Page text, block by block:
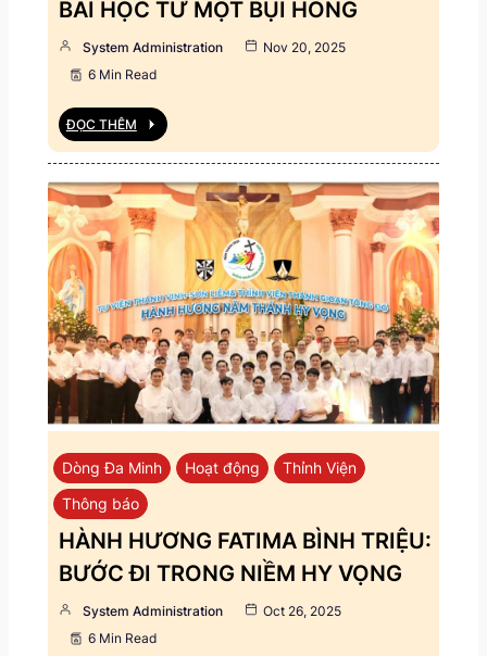
BÀI HỌC TỪ MỘT BỤI HỒNG
System Administration
Nov 20, 2025
6 Min Read
ĐỌC THÊM
Dòng Đa Minh Hoạt động
Thỉnh Viện
Thông báo
HÀNH HƯƠNG FATIMA BÌNH TRIỆU:
BƯỚC ĐI TRONG NIỀM HY VỌNG
System Administration
Oct 26, 2025
6 Min Read